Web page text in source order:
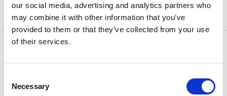
our social media, advertising and analytics partners who
may combine it with other information that you’ve
provided to them or that they’ve collected from your use
of their services.
Selection
Necessary
Läs mer omPrinsessan Hapunda.
Kontaktinformation
Alingsås kommun
Telefon:
E-post:Skicka E-post